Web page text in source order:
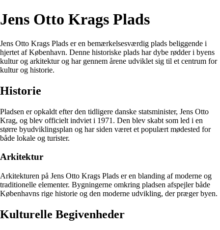
Jens Otto Krags Plads
Jens Otto Krags Plads er en bemærkelsesværdig plads beliggende i
hjertet af København. Denne historiske plads har dybe rødder i byens
kultur og arkitektur og har gennem årene udviklet sig til et centrum for
kultur og historie.
Historie
Pladsen er opkaldt efter den tidligere danske statsminister, Jens Otto
Krag, og blev officielt indviet i 1971. Den blev skabt som led i en
større byudviklingsplan og har siden været et populært mødested for
både lokale og turister.
Arkitektur
Arkitekturen på Jens Otto Krags Plads er en blanding af moderne og
traditionelle elementer. Bygningerne omkring pladsen afspejler både
Københavns rige historie og den moderne udvikling, der præger byen.
Kulturelle Begivenheder